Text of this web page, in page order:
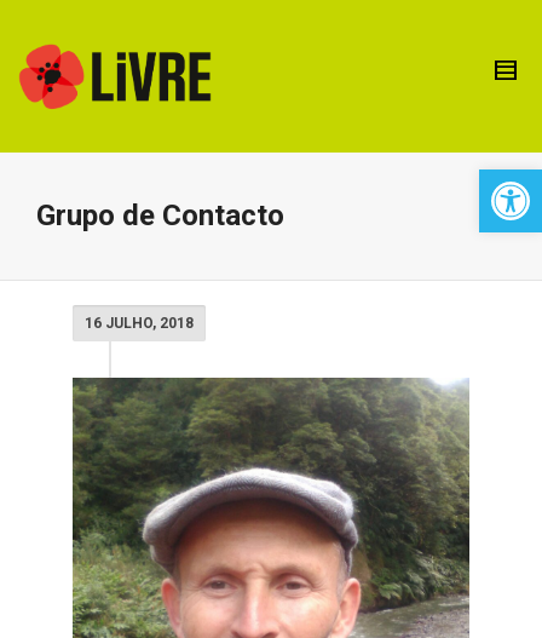
Grupo de Contacto
16 JULHO, 2018